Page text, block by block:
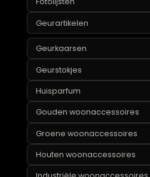
Deurknoppen
Fotolijsten
Geurartikelen
Geurkaarsen
Geurstokjes
Huisparfum
Gouden woonaccessoires